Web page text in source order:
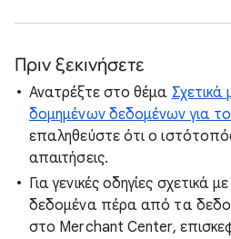
Πριν ξεκινήσετε
Ανατρέξτε στο θέμα Σχετικά
δομημένων δεδομένων για
επαληθεύστε ότι ο
απαιτήσεις.
Για γενικές οδηγίες σχετικά
δεδομένα πέρα από τα
στο Merchant Center,